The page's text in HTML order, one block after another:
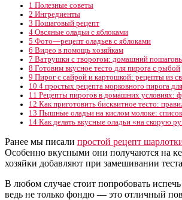
1 Полезные советы
2 Ингредиенты
3 Пошаговый рецепт
4 Овсяные оладьи с яблоками
5 Фото—рецепт оладьев с яблоками
6 Видео в помощь хозяйкам
7 Ватрушки с творогом: домашний
8 Готовим вкусное тесто для пирога с рыбой
9 Пирог с сайрой и картошкой: рецепты из
10 4 простых рецепта морковного пирога
11 Рецепты пирогов в домашних условиях:
12 Как приготовить бисквитное тесто:
13 Пышные оладьи на кислом молоке:
14 Как делать вкусные оладьи «на скорую
Ранее мы писали простой рецепт
Особенно вкусными они получаются на
хозяйки добавляют при замешивании
В любом случае стоит попробовать
ведь не только фондю — это отличный